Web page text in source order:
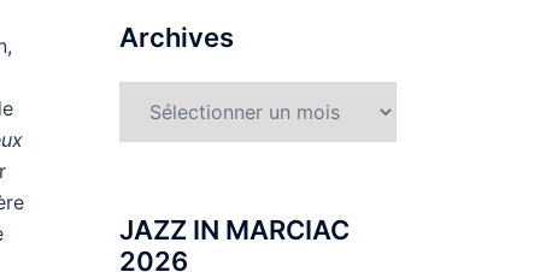
Archives
JAZZ IN MARCIAC
2026